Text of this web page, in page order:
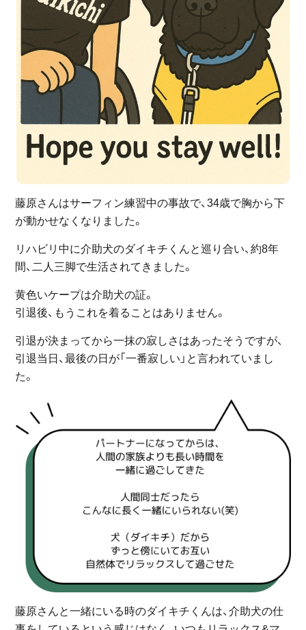
藤原さんはサーフィン練習中の事故で、34歳で胸から下
が動かせなくなりました。
リハビリ中に介助犬のダイキチくんと巡り合い、約8年
間、二人三脚で生活されてきました。
黄色いケープは介助犬の証。
引退後、もうこれを着ることはありません。
引退が決まってから一抹の寂しさはあったそうですが、
引退当日、最後の日が「一番寂しい」と言われていまし
た。
藤原さんと一緒にいる時のダイキチくんは、介助犬の仕